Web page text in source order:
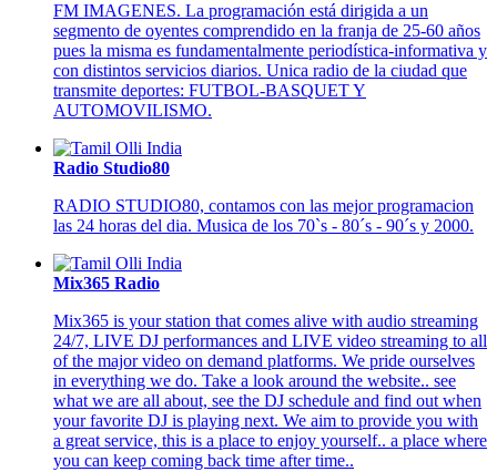
FM IMAGENES. La programación está dirigida a un
segmento de oyentes comprendido en la franja de 25-60 años
pues la misma es fundamentalmente periodística-informativa y
con distintos servicios diarios. Unica radio de la ciudad que
transmite deportes: FUTBOL-BASQUET Y
AUTOMOVILISMO.
Radio Studio80
RADIO STUDIO80, contamos con las mejor programacion
las 24 horas del dia. Musica de los 70`s - 80´s - 90´s y 2000.
Mix365 Radio
Mix365 is your station that comes alive with audio streaming
24/7, LIVE DJ performances and LIVE video streaming to all
of the major video on demand platforms. We pride ourselves
in everything we do. Take a look around the website.. see
what we are all about, see the DJ schedule and find out when
your favorite DJ is playing next. We aim to provide you with
a great service, this is a place to enjoy yourself.. a place where
you can keep coming back time after time..